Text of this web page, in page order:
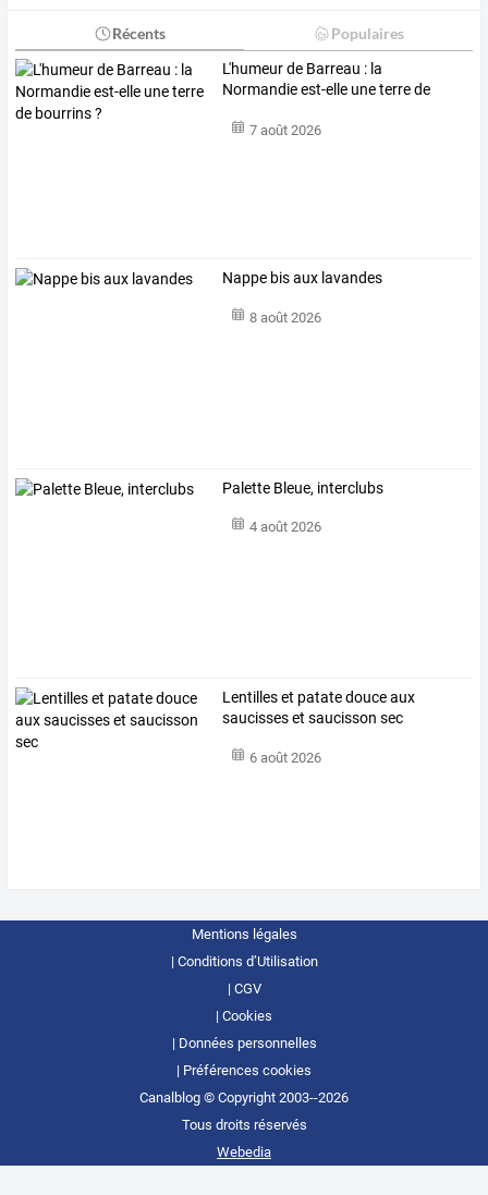
Récents Populaires
L'humeur de Barreau : la
Normandie est-elle une terre de
7 août 2026
Nappe bis aux lavandes
8 août 2026
Palette Bleue, interclubs
4 août 2026
Lentilles et patate douce aux
saucisses et saucisson sec
6 août 2026
Mentions légales
Conditions d’Utilisation
CGV
Cookies
Données personnelles
Préférences cookies
Canalblog © Copyright 2003--2026
Tous droits réservés
Webedia